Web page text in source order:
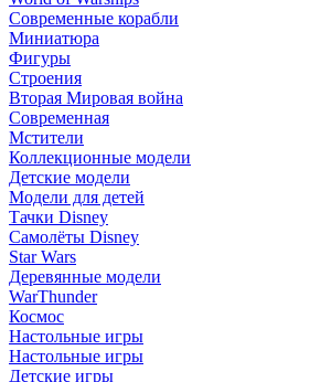
Современные корабли
Миниатюра
Фигуры
Строения
Вторая Мировая война
Современная
Мстители
Коллекционные модели
Детские модели
Модели для детей
Тачки Disney
Самолёты Disney
Star Wars
Деревянные модели
WarThunder
Космос
Настольные игры
Настольные игры
Детские игры